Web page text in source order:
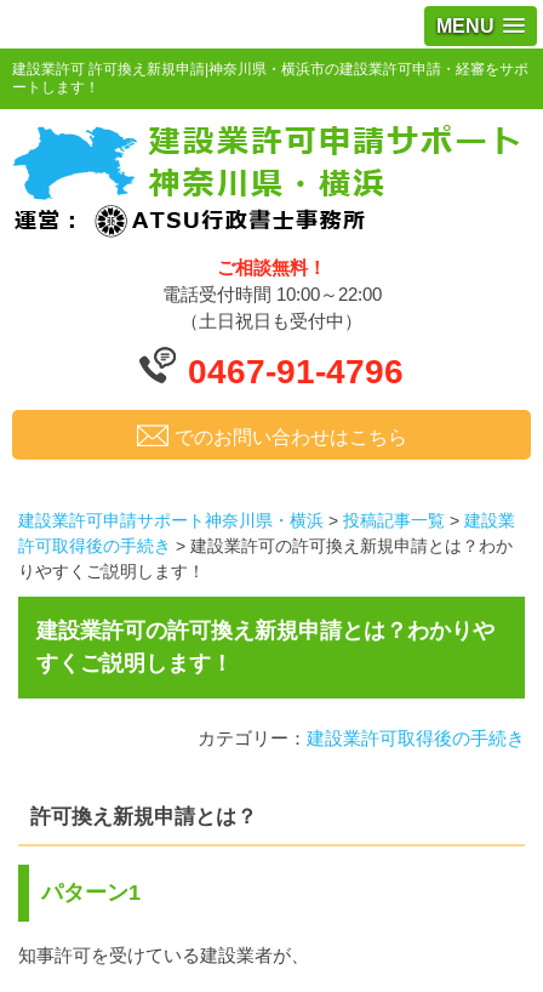
MENU
建設業許可 許可換え新規申請|神奈川県・横浜市の建設業許可申請・経審をサポ
ートします！
ご相談無料！
電話受付時間 10:00～22:00
（土日祝日も受付中）
0467-91-4796
でのお問い合わせはこちら
建設業許可申請サポート神奈川県・横浜 > 投稿記事一覧 > 建設業
許可取得後の手続き > 建設業許可の許可換え新規申請とは？わか
りやすくご説明します！
建設業許可の許可換え新規申請とは？わかりや
すくご説明します！
カテゴリー： 建設業許可取得後の手続き
許可換え新規申請とは？
パターン1
知事許可を受けている建設業者が、